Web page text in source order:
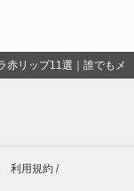
リップ11選｜誰でもメ
利用規約 /